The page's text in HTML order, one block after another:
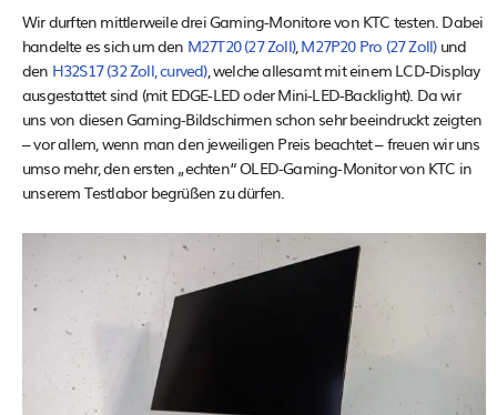
Wir durften mittlerweile drei Gaming-Monitore von KTC testen. Dabei
handelte es sich um den M27T20 (27 Zoll), M27P20 Pro (27 Zoll)und
den H32S17 (32 Zoll, curved), welche allesamt mit einem LCD-Display
ausgestattet sind (mit EDGE-LED oder Mini-LED-Backlight). Da wir
uns von diesen Gaming-Bildschirmen schon sehr beeindruckt zeigten
– vor allem, wenn man den jeweiligen Preis beachtet – freuen wir uns
umso mehr, den ersten „echten“ OLED-Gaming-Monitor von KTC in
unserem Testlabor begrüßen zu dürfen.